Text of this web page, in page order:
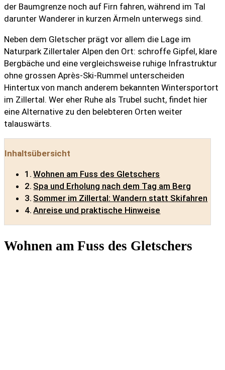
der Baumgrenze noch auf Firn fahren, während im Tal
darunter Wanderer in kurzen Ärmeln unterwegs sind.
Neben dem Gletscher prägt vor allem die Lage im
Naturpark Zillertaler Alpen den Ort: schroffe Gipfel, klare
Bergbäche und eine vergleichsweise ruhige Infrastruktur
ohne grossen Après-Ski-Rummel unterscheiden
Hintertux von manch anderem bekannten Wintersportort
im Zillertal. Wer eher Ruhe als Trubel sucht, findet hier
eine Alternative zu den belebteren Orten weiter
talauswärts.
Inhaltsübersicht
Wohnen am Fuss des Gletschers
Spa und Erholung nach dem Tag am Berg
Sommer im Zillertal: Wandern statt Skifahren
Anreise und praktische Hinweise
Wohnen am Fuss des Gletschers